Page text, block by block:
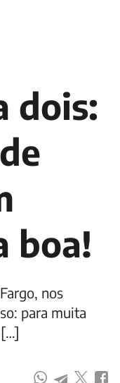
dois:
boa!
nos
para muita